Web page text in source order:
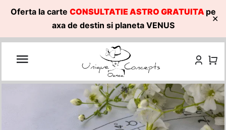
Oferta la carte CONSULTATIE ASTRO GRATUITA pe
axa de destin si planeta VENUS
✕
Skip